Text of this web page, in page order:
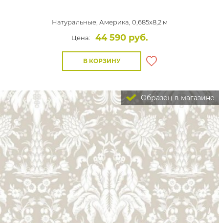
Натуральные, Америка, 0,685x8,2 м
Цена:
44 590 руб.
В КОРЗИНУ
Образец в магазине